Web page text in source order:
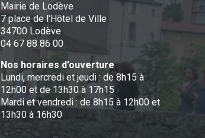
Mairie de Lodève
7 place de l'Hôtel de Ville
34700 Lodève
04 67 88 86 00
Nos horaires d’ouverture
Lundi, mercredi et jeudi : de 8h15 à
12h00 et de 13h30 à 17h15
Mardi et vendredi : de 8h15 à 12h00 et
13h30 à 16h30